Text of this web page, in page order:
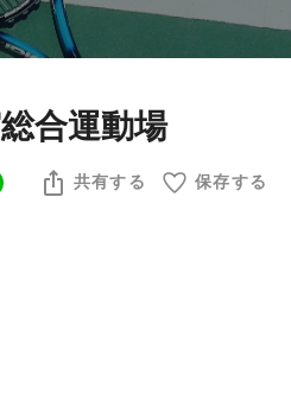
合運動場
共有する 保存する